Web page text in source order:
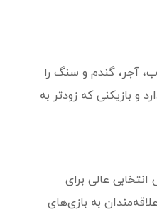
چوب، آجر، گندم و سنگ را
و بازیکنی که زودتر به
عالی برای
به بازی‌های